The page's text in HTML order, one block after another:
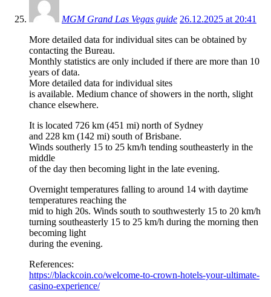
MGM Grand Las Vegas guide 26.12.2025 at 20:41
More detailed data for individual sites can be obtained by
contacting the Bureau.
Monthly statistics are only included if there are more than 10
years of data.
More detailed data for individual sites
is available. Medium chance of showers in the north, slight
chance elsewhere.
It is located 726 km (451 mi) north of Sydney
and 228 km (142 mi) south of Brisbane.
Winds southerly 15 to 25 km/h tending southeasterly in the
middle
of the day then becoming light in the late evening.
Overnight temperatures falling to around 14 with daytime
temperatures reaching the
mid to high 20s. Winds south to southwesterly 15 to 20 km/h
turning southeasterly 15 to 25 km/h during the morning then
becoming light
during the evening.
References:
https://blackcoin.co/welcome-to-crown-hotels-your-ultimate-
casino-experience/